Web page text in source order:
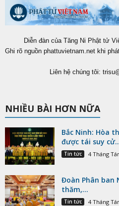
Diễn đàn của Tăng Ni Phật tử
Ghi rõ nguồn phattuvietnam.net khi
Liên hệ chúng tôi:
NHIỀU BÀI HƠN NỮA
Bắc Ninh: Hòa
được tái suy
Tin tức 4 Tháng
Đoàn Phân ban
thăm,...
Tin tức 4 Tháng